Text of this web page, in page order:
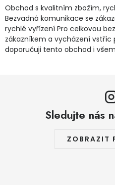
Obchod s kvalitním zbožím,
Bezvadná komunikace se
rychlé vyřízení Pro celkovou
zákazníkem a vycházení vstříc
doporučuji tento obchod i
Sledujte nás
ZOBRAZIT